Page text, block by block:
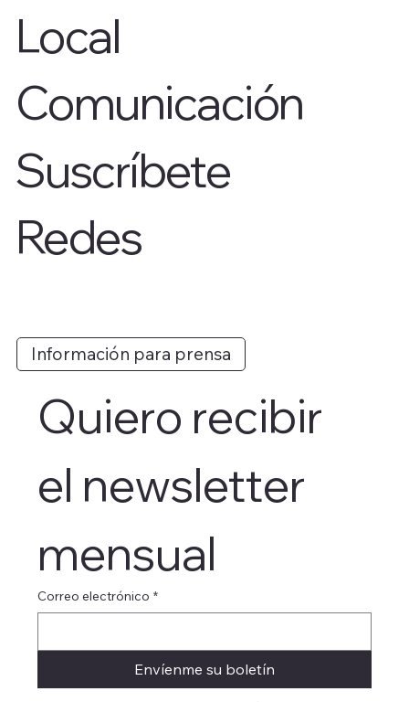
Información para prensa
Quiero recibir
el newsletter
mensual
Correo electrónico *
Envíenme su boletín
Redes
Comunicación
Suscríbete
Local